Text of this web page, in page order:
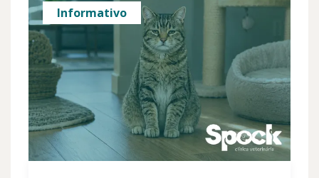
Informativo